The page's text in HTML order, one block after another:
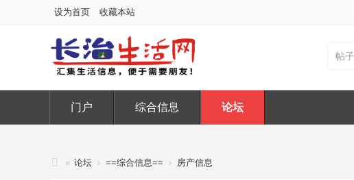
设为首页 收藏本站
帖子
门户 综合信息 论坛
» 论坛 › ==综合信息== › 房产信息